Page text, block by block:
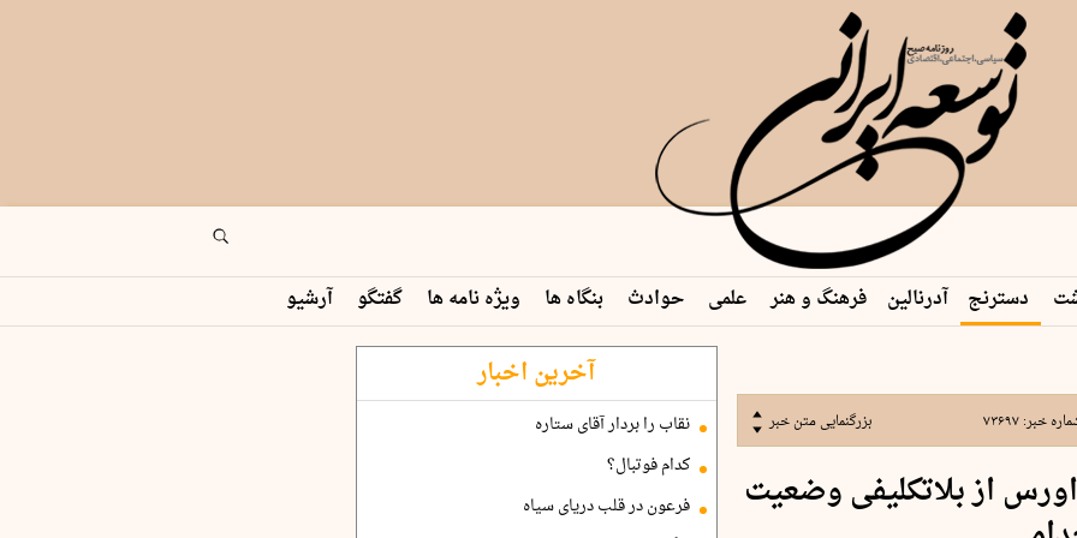
دسترنج آدرنالین فرهنگ و هنر علمی حوادث بنگاه ها ویژه نامه ها گفتگو آرشیو
خبر:۷۳۶۹۷ بزرگنمایی متن خبر
از بلاتکلیفی وضعیت
آخرین اخبار
نقاب را بردار آقای ستاره
کدام فوتبال؟
فرعون در قلب دریای سیاه